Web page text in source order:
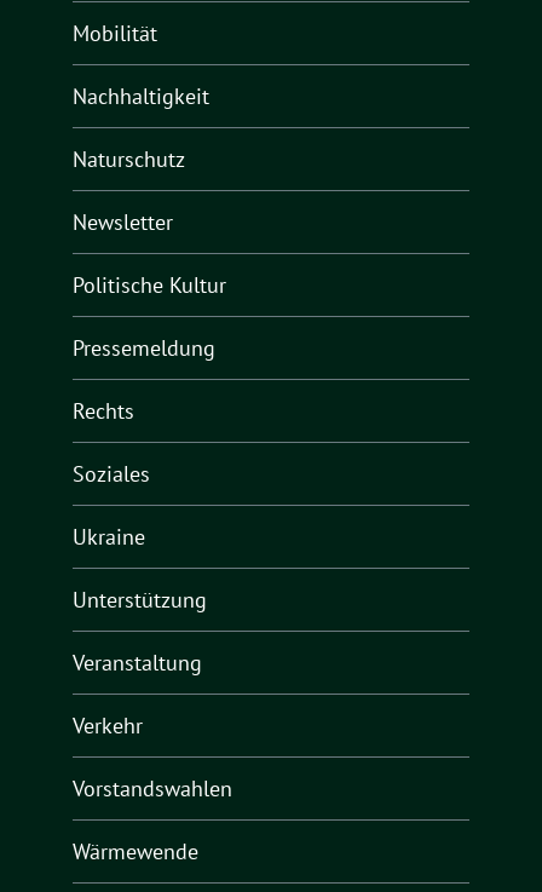
Mobilität
Nachhaltigkeit
Naturschutz
Newsletter
Politische Kultur
Pressemeldung
Rechts
Soziales
Ukraine
Unterstützung
Veranstaltung
Verkehr
Vorstandswahlen
Wärmewende